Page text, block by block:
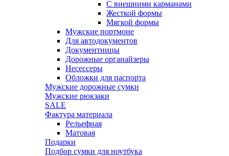
С внешними карманами
Жесткой формы
Мягкой формы
Мужские портмоне
Для автодокументов
Документницы
Дорожные органайзеры
Несессеры
Обложки для паспорта
Мужские дорожные сумки
Мужские рюкзаки
SALE
Фактура материала
Рельефная
Матовая
Подарки
Подбор сумки для ноутбука